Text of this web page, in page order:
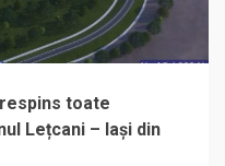
toate
Lețcani – Iași din